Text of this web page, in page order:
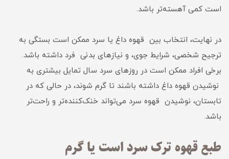
است کمی آهسته‌تر باشد.
در نهایت، انتخاب بین قهوه داغ یا سرد ممکن است بستگی به
ترجیح شخصی، شرایط جوی، و نیازهای بدنی فرد داشته باشد.
برخی افراد ممکن است در روزهای سرد سال تمایل بیشتری به
نوشیدن قهوه داغ داشته باشند تا گرم شوند، در حالی که در
تابستان، نوشیدن قهوه سرد می‌تواند خنک‌کننده‌تر و راحت‌تر
باشد.
طبع قهوه ترک سرد است یا گرم